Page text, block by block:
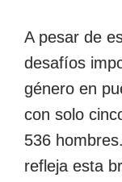
A pesar de
desafíos
género en
con solo
536
refleja esta